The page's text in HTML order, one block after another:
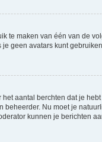
te maken van één van de
geen avatars kunt
aantal berchten dat je
Nu moet je
kunnen je berichten